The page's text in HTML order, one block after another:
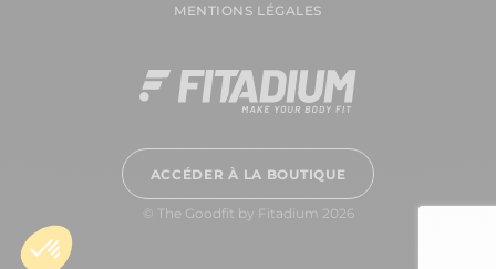
MENTIONS LÉGALES
ACCÉDER À LA BOUTIQUE
© The Goodfit by Fitadium 2026